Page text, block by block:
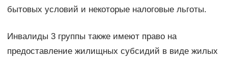
бытовых условий и некоторые налоговые льготы.
Инвалиды 3 группы также имеют право на
предоставление жилищных субсидий в виде жилых